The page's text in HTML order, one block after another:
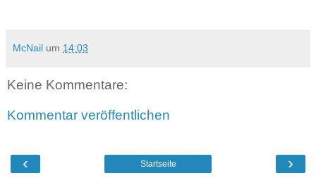
McNail um 14:03
Keine Kommentare:
Kommentar veröffentlichen
‹ ›
Startseite